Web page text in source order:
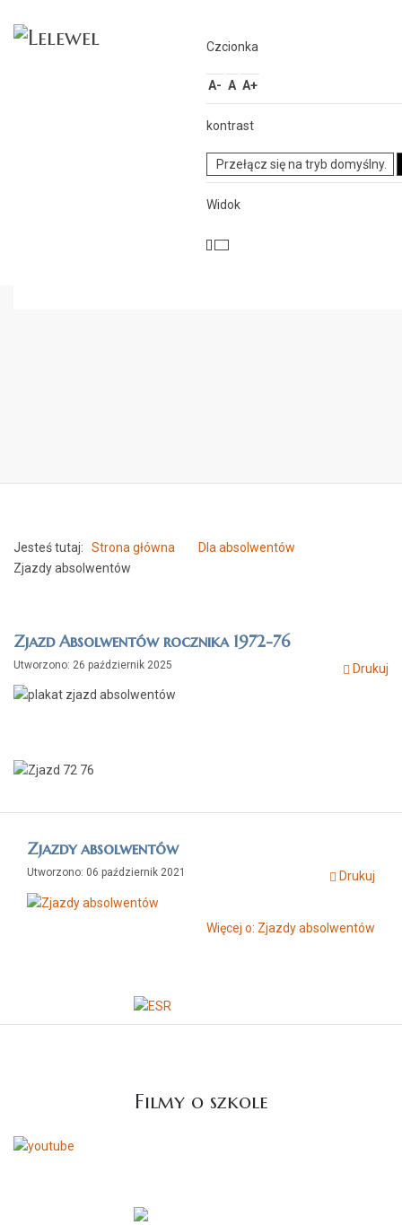
Czcionka
A- A A+
kontrast
Przełącz się na tryb domyślny.
Widok
Zapraszamy do LELEWELA
Dołącz do nas!
Jesteś tutaj: Strona główna
Dla absolwentów
Zjazdy absolwentów
Zjazd Absolwentów rocznika 1972-76
Drukuj
Utworzono: 26 październik 2025
Zjazdy absolwentów
Drukuj
Utworzono: 06 październik 2021
Więcej o: Zjazdy absolwentów
Filmy o szkole